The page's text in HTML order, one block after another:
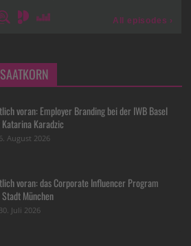
voran: Employer Branding bei der IWB Basel
Karadzic
6. August 2026
voran: das Corporate Influencer Program
München
30. Juli 2026